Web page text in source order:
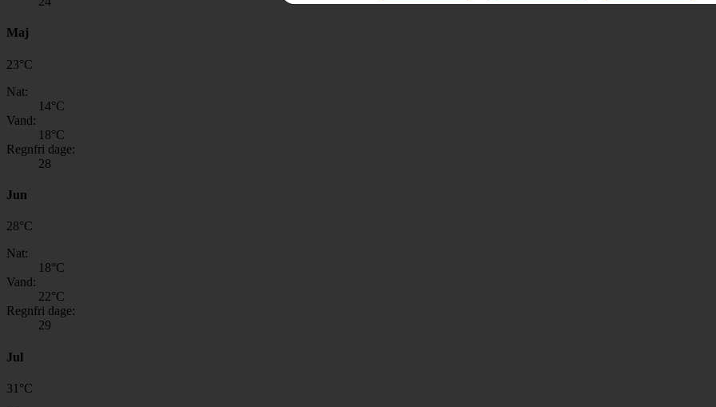
Maj
23°C
Nat:
14°C
Vand:
18°C
Regnfri dage:
28
Jun
28°C
Nat:
18°C
Vand:
22°C
Regnfri dage:
29
Jul
31 °C